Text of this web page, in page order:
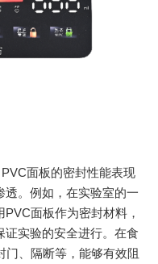
面板的密封性能表现
透。例如，在实验室的一
面板作为密封材料，
实验的安全进行。在食
门、隔断等，能够有效阻